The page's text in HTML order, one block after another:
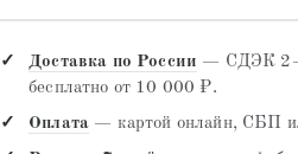
Доставка по России — СДЭК
бесплатно от 10 000 ₽.
Оплата — картой онлайн, СБП